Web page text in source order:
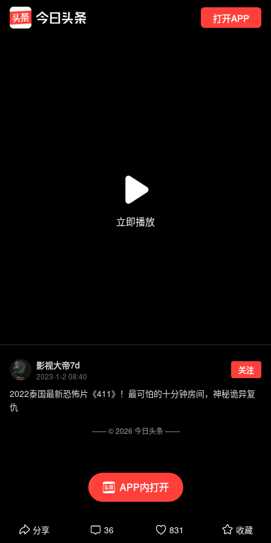
打开APP
APP内打开
影视大帝7d
2023-1-2 08:40
关注
2022泰国最新恐怖片《411》！最可怕的十分钟房间，神秘诡异复
仇
分享 36 831 收藏
—— ©2026 今日头条——